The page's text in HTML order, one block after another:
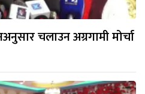
चलाउन अग्रगामी मोर्चा